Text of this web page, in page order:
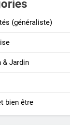
(généraliste)
& Jardin
bien être